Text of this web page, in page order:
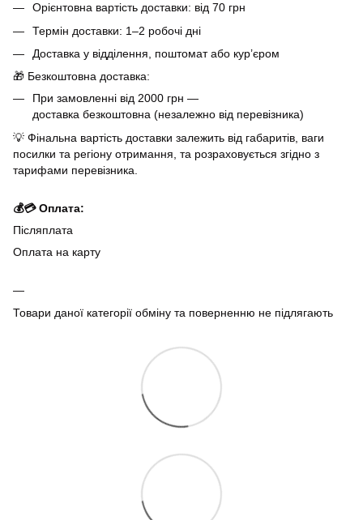
Орієнтовна вартість доставки: від 70 грн
Термін доставки: 1–2 робочі дні
Доставка у відділення, поштомат або кур’єром
🎁 Безкоштовна доставка:
При замовленні від 2000 грн —
доставка безкоштовна (незалежно від перевізника)
💡 Фінальна вартість доставки залежить від габаритів, ваги
посилки та регіону отримання, та розраховується згідно з
тарифами перевізника.
💰💳 Оплата:
Післяплата
Оплата на карту
Товари даної категорії обміну та поверненню не підлягають